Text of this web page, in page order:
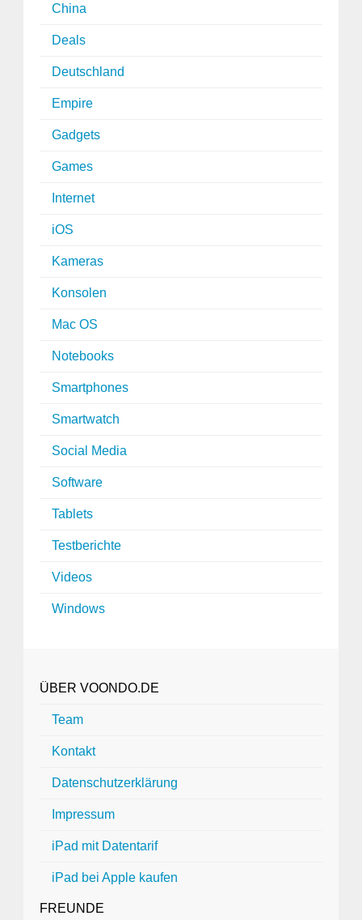
China
Deals
Deutschland
Empire
Gadgets
Games
Internet
iOS
Kameras
Konsolen
Mac OS
Notebooks
Smartphones
Smartwatch
Social Media
Software
Tablets
Testberichte
Videos
Windows
ÜBER VOONDO.DE
Team
Kontakt
Datenschutzerklärung
Impressum
iPad mit Datentarif
iPad bei Apple kaufen
FREUNDE